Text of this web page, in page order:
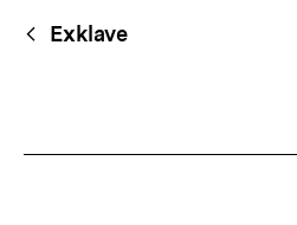
Content-
Navigation
Exklave